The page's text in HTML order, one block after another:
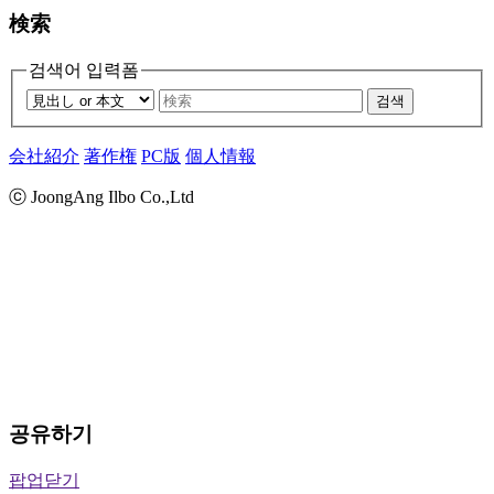
検索
검색어 입력폼
검색
会社紹介 著作権 PC版 個人情報
ⓒ JoongAng Ilbo Co.,Ltd
공유하기
팝업닫기